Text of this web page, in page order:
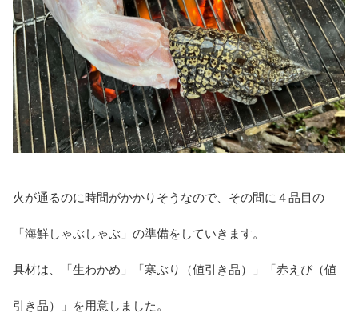
火が通るのに時間がかかりそうなので、その間に４品目の
「海鮮しゃぶしゃぶ」の準備をしていきます。
具材は、「生わかめ」「寒ぶり（値引き品）」「赤えび（値
引き品）」を用意しました。